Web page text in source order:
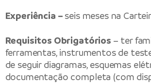
Experiência – seis meses na
Requisitos Obrigatórios – ter
ferramentas, instrumentos de
de seguir diagramas, esquemas
documentação completa (com